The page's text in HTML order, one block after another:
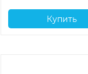
Купить